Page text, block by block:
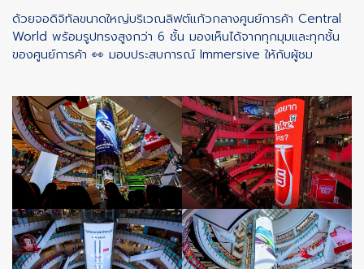
ด้วยจอดิจิทัลขนาดใหญ่บริเวณลิฟต์แก้วกลางศูนย์การค้า Central
World พร้อมรูปทรงสูงกว่า 6 ชั้น มองเห็นได้จากทุกมุมและทุกชั้น
ของศูนย์การค้า 👀 มอบประสบการณ์ Immersive ให้กับผู้ชม